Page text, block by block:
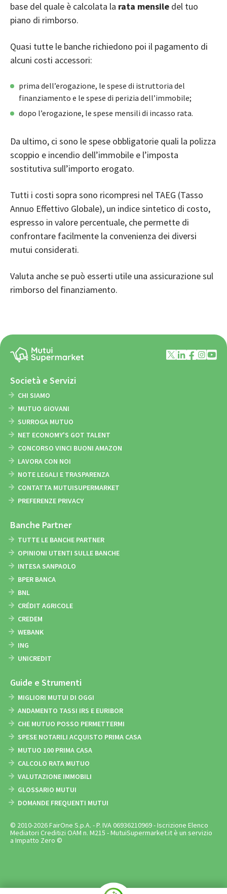
base del quale è calcolata la rata mensile del tuo
piano di rimborso.
Quasi tutte le banche richiedono poi il pagamento di
alcuni costi accessori:
prima dell’erogazione, le spese di istruttoria del
finanziamento e le spese di perizia dell’immobile;
dopo l’erogazione, le spese mensili di incasso rata.
Da ultimo, ci sono le spese obbligatorie quali la polizza
scoppio e incendio dell’immobile e l’imposta
sostitutiva sull’importo erogato.
Tutti i costi sopra sono ricompresi nel TAEG (Tasso
Annuo Effettivo Globale), un indice sintetico di costo,
espresso in valore percentuale, che permette di
confrontare facilmente la convenienza dei diversi
mutui considerati.
Valuta anche se può esserti utile una assicurazione sul
rimborso del finanziamento.
Società e Servizi
CHI SIAMO
MUTUO GIOVANI
SURROGA MUTUO
NET ECONOMY'S GOT TALENT
CONCORSO VINCI BUONI AMAZON
LAVORA CON NOI
NOTE LEGALI E TRASPARENZA
CONTATTA MUTUISUPERMARKET
PREFERENZE PRIVACY
Banche Partner
TUTTE LE BANCHE PARTNER
OPINIONI UTENTI SULLE BANCHE
INTESA SANPAOLO
BPER BANCA
BNL
CRÉDIT AGRICOLE
CREDEM
WEBANK
ING
UNICREDIT
Guide e Strumenti
MIGLIORI MUTUI DI OGGI
ANDAMENTO TASSI IRS E EURIBOR
CHE MUTUO POSSO PERMETTERMI
SPESE NOTARILI ACQUISTO PRIMA CASA
MUTUO 100 PRIMA CASA
CALCOLO RATA MUTUO
VALUTAZIONE IMMOBILI
GLOSSARIO MUTUI
DOMANDE FREQUENTI MUTUI
© 2010-2026 FairOne S.p.A. - P. IVA 06936210969 - Iscrizione Elenco
Mediatori Creditizi OAM n. M215 - MutuiSupermarket.it è un servizio
a Impatto Zero ©